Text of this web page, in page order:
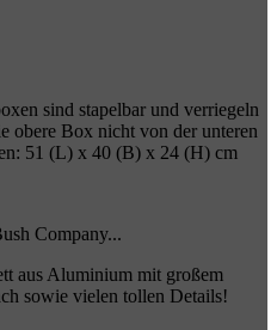
sind stapelbar und verriegeln
obere Box nicht von der unteren
51 (L) x 40 (B) x 24 (H) cm
Company...
aus Aluminium mit großem
sowie vielen tollen Details!